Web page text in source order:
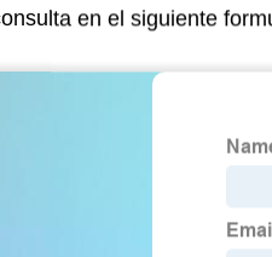
en el siguiente